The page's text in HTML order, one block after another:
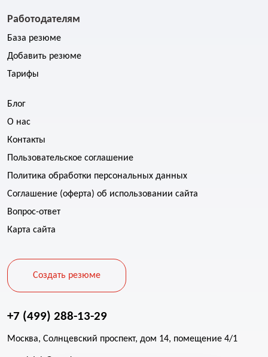
Работодателям
База резюме
Добавить резюме
Тарифы
Блог
О нас
Контакты
Пользовательское соглашение
Политика обработки персональных данных
Соглашение (оферта) об использовании сайта
Вопрос-ответ
Карта сайта
Создать резюме
+7 (499) 288-13-29
Москва, Солнцевский проспект, дом 14, помещение 4/1